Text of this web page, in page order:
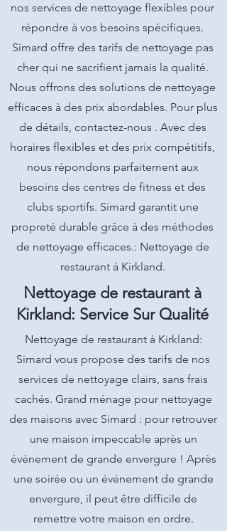
nos services de nettoyage flexibles pour
répondre à vos besoins spécifiques.
Simard offre des tarifs de nettoyage pas
cher qui ne sacrifient jamais la qualité.
Nous offrons des solutions de nettoyage
efficaces à des prix abordables. Pour plus
de détails, contactez-nous . Avec des
horaires flexibles et des prix compétitifs,
nous répondons parfaitement aux
besoins des centres de fitness et des
clubs sportifs. Simard garantit une
propreté durable grâce à des méthodes
de nettoyage efficaces.: Nettoyage de
restaurant à Kirkland.
Nettoyage de restaurant à
Kirkland: Service Sur Qualité
Nettoyage de restaurant à Kirkland:
Simard vous propose des tarifs de nos
services de nettoyage clairs, sans frais
cachés. Grand ménage pour nettoyage
des maisons avec Simard : pour retrouver
une maison impeccable après un
événement de grande envergure ! Après
une soirée ou un événement de grande
envergure, il peut être difficile de
remettre votre maison en ordre.